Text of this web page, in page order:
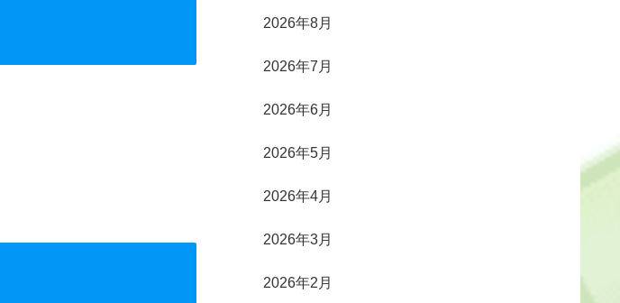
2026年8月
2026年7月
2026年6月
2026年5月
2026年4月
2026年3月
2026年2月